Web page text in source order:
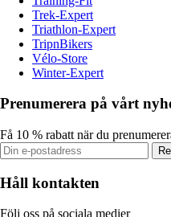
Trek-Expert
Triathlon-Expert
TripnBikers
Vélo-Store
Winter-Expert
Prenumerera på vårt
Få 10 % rabatt när du
Håll kontakten
Följ oss på sociala medier